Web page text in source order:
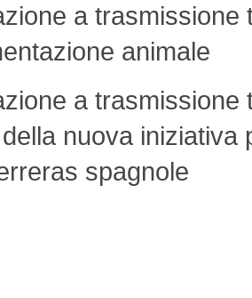
a trasmissione
animale
a trasmissione
nuova iniziativa
spagnole